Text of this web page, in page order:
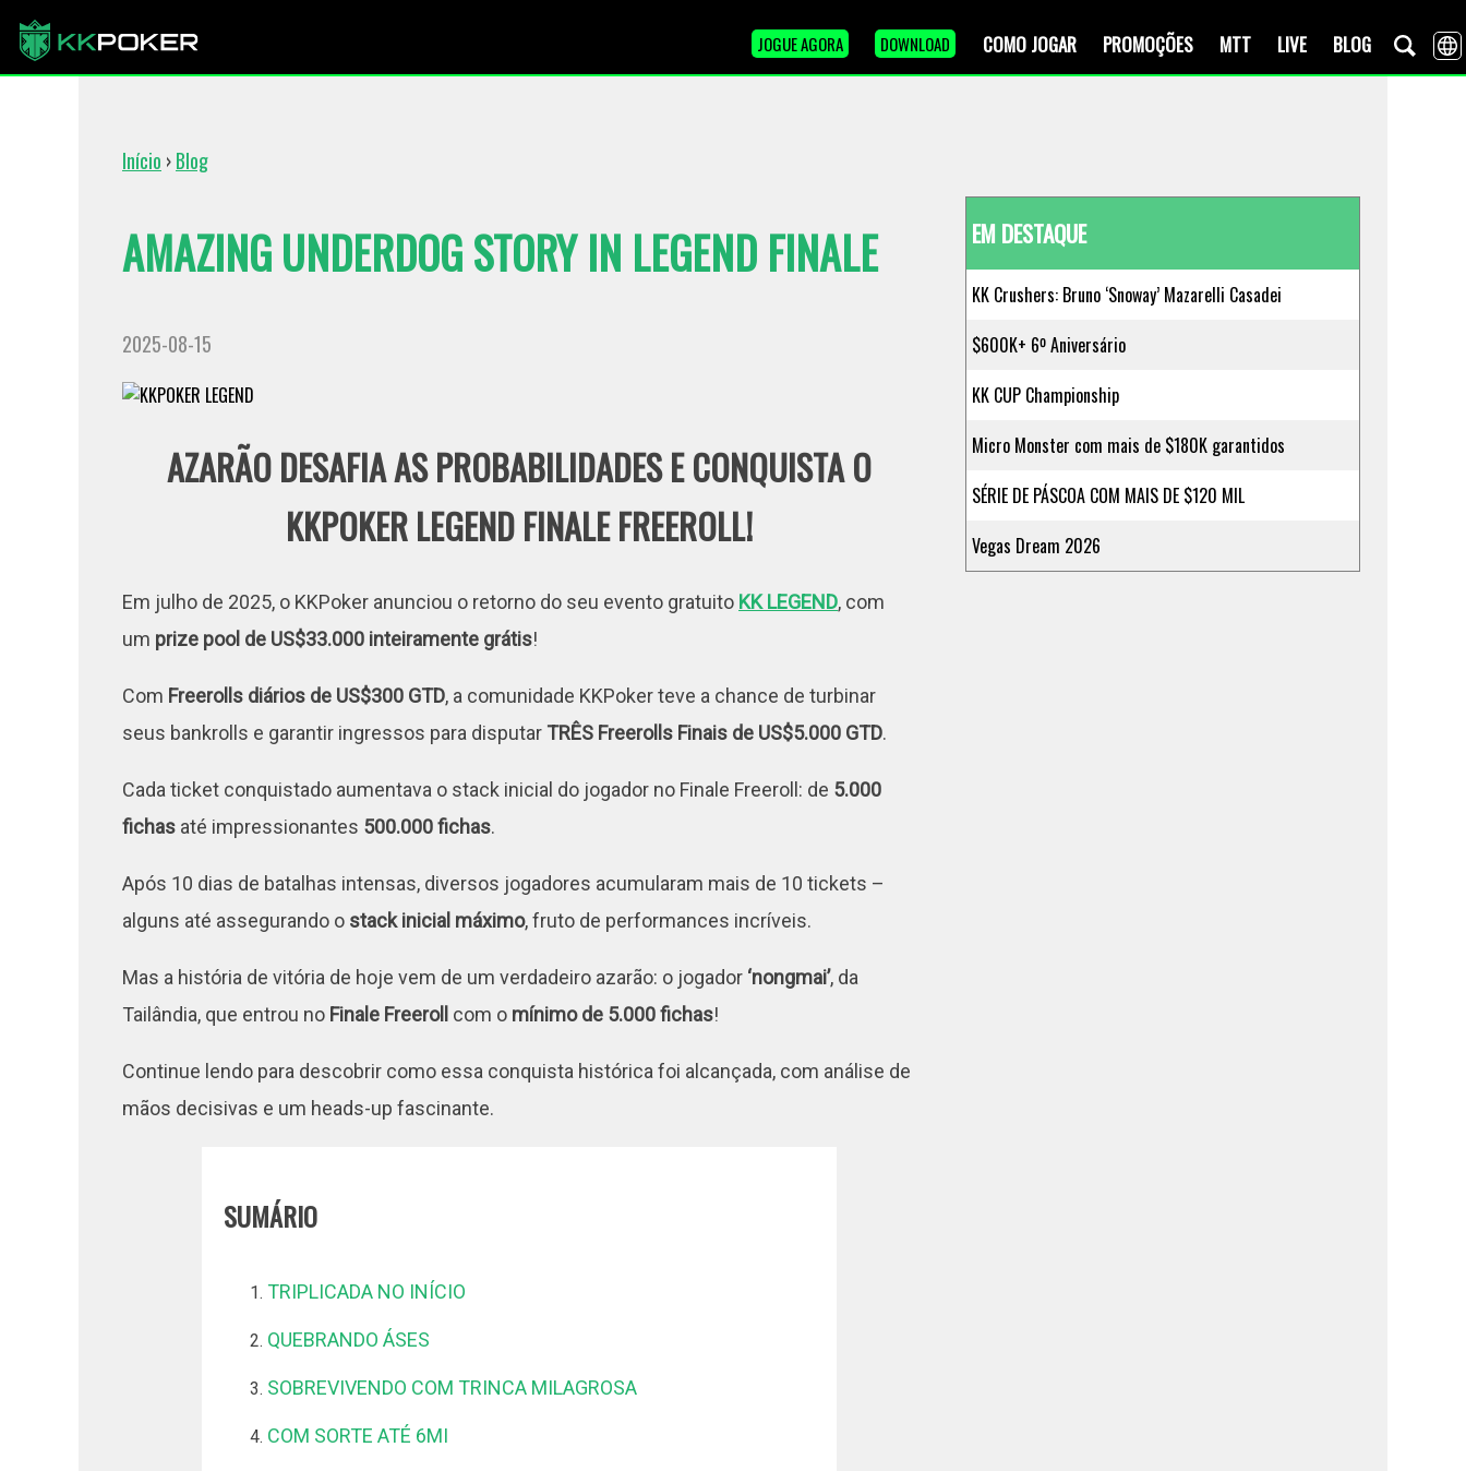
BLOG
LIVE
MTT
PROMOÇÕES
COMO JOGAR
JOGUE AGORA DOWNLOAD
Início ›Blog
AMAZING UNDERDOG STORY IN LEGEND FINALE
2025-08-15
AZARÃO DESAFIA AS PROBABILIDADES E CONQUISTA O
KKPOKER LEGEND FINALE FREEROLL!
Em julho de 2025, o KKPoker anunciou o retorno do seu evento gratuito KK LEGEND, com
um prize pool de US$33.000 inteiramente grátis!
Com Freerolls diários de US$300 GTD, a comunidade KKPoker teve a chance de turbinar
seus bankrolls e garantir ingressos para disputar TRÊS Freerolls Finais de US$5.000 GTD.
Cada ticket conquistado aumentava o stack inicial do jogador no Finale Freeroll: de 5.000
fichas até impressionantes 500.000 fichas.
Após 10 dias de batalhas intensas, diversos jogadores acumularam mais de 10 tickets –
alguns até assegurando o stack inicial máximo, fruto de performances incríveis.
Mas a história de vitória de hoje vem de um verdadeiro azarão: o jogador ‘nongmai’, da
Tailândia, que entrou no Finale Freeroll com o mínimo de 5.000 fichas!
Continue lendo para descobrir como essa conquista histórica foi alcançada, com análise de
mãos decisivas e um heads-up fascinante.
SUMÁRIO
TRIPLICADA NO INÍCIO
QUEBRANDO ÁSES
SOBREVIVENDO COM TRINCA MILAGROSA
COM SORTE ATÉ 6MI
EM DESTAQUE
KK Crushers: Bruno ‘Snoway’ Mazarelli Casadei
$600K+ 6º Aniversário
KK CUP Championship
Micro Monster com mais de $180K garantidos
SÉRIE DE PÁSCOA COM MAIS DE $120 MIL
Vegas Dream 2026